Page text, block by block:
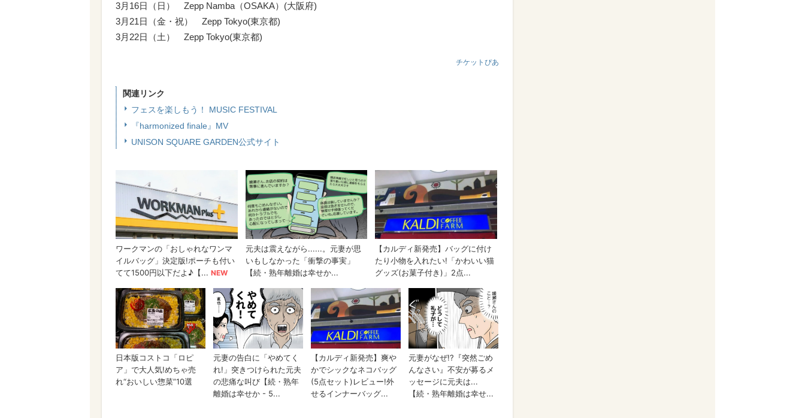
3月16日（日） Zepp Namba（OSAKA）(大阪府)
3月21日（金・祝） Zepp Tokyo(東京都)
3月22日（土） Zepp Tokyo(東京都)
チケットぴあ
関連リンク
フェスを楽しもう！ MUSIC FESTIVAL
『harmonized finale』MV
UNISON SQUARE GARDEN公式サイト